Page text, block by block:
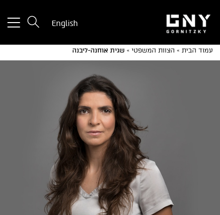
English
עמוד הבית » הצוות המשפטי » שגית אוחנה-ליבנה